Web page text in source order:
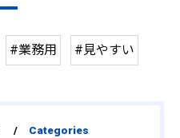
#業務用 #見やすい
Categories